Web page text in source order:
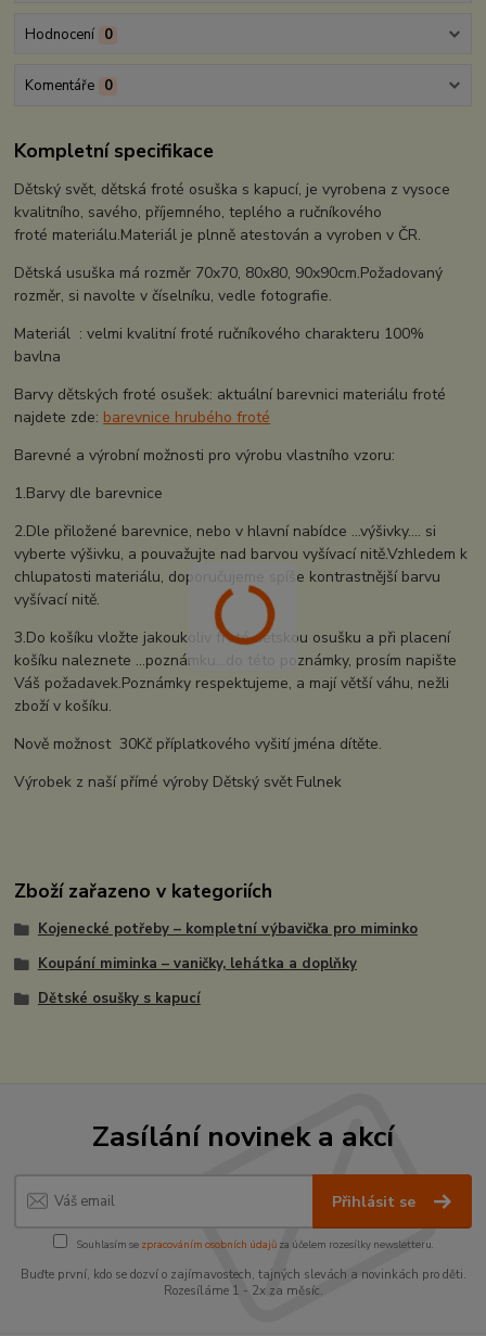
Hodnocení 0
Komentáře 0
Kompletní specifikace
Dětský svět, dětská froté osuška s kapucí, je vyrobena z vysoce
kvalitního, savého, příjemného, teplého a ručníkového
froté materiálu.Materiál je plnně atestován a vyroben v ČR.
Dětská usuška má rozměr 70x70, 80x80, 90x90cm.Požadovaný
rozměr, si navolte v číselníku, vedle fotografie.
Materiál : velmi kvalitní froté ručníkového charakteru 100%
bavlna
Barvy dětských froté osušek: aktuální barevnici materiálu froté
najdete zde: barevnice hrubého froté
Barevné a výrobní možnosti pro výrobu vlastního vzoru:
1.Barvy dle barevnice
2.Dle přiložené barevnice, nebo v hlavní nabídce ...výšivky.... si
vyberte výšivku, a pouvažujte nad barvou vyšívací nitě.Vzhledem k
chlupatosti materiálu, doporučujeme spíše kontrastnější barvu
vyšívací nitě.
3.Do košíku vložte jakoukoliv froté dětskou osušku a při placení
košíku naleznete ...poznámku...do této poznámky, prosím napište
Váš požadavek.Poznámky respektujeme, a mají větší váhu, nežli
zboží v košíku.
Nově možnost 30Kč příplatkového vyšití jména dítěte.
Výrobek z naší přímé výroby Dětský svět Fulnek
Zboží zařazeno v kategoriích
Kojenecké potřeby – kompletní výbavička pro miminko
Koupání miminka – vaničky, lehátka a doplňky
Dětské osušky s kapucí
Zasílání novinek a akcí
Přihlásit se
Souhlasím se zpracováním osobních údajůza účelem rozesílky newsletteru.
Buďte první, kdo se dozví o zajímavostech, tajných slevách a novinkách pro děti.
Rozesíláme 1 - 2x za měsíc.